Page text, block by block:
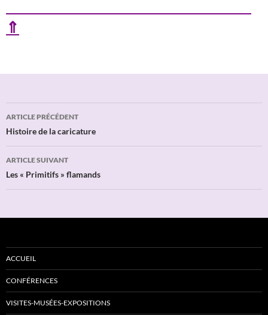
⇑
Navigation
des
articles
ARTICLE PRÉCÉDENT
Histoire de la caricature
ARTICLE SUIVANT
Les « Primitifs » flamands
ACCUEIL
CONFÉRENCES
VISITES-MUSÉES-EXPOSITIONS